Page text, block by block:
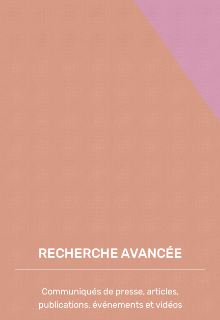
RECHERCHE AVANCÉE
Communiqués de presse, articles,
publications, événements et vidéos